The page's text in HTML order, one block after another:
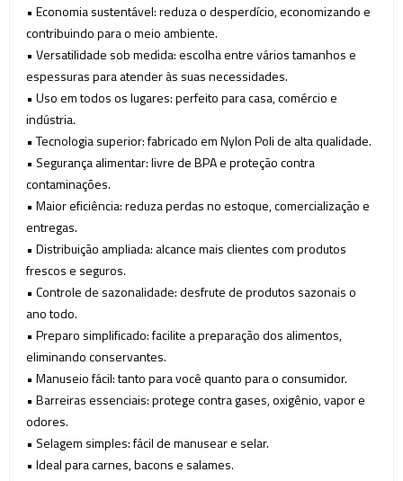
• Economia sustentável: reduza o desperdício, economizando e
contribuindo para o meio ambiente.
• Versatilidade sob medida: escolha entre vários tamanhos e
espessuras para atender às suas necessidades.
• Uso em todos os lugares: perfeito para casa, comércio e
indústria.
• Tecnologia superior: fabricado em Nylon Poli de alta qualidade.
• Segurança alimentar: livre de BPA e proteção contra
contaminações.
• Maior eficiência: reduza perdas no estoque, comercialização e
entregas.
• Distribuição ampliada: alcance mais clientes com produtos
frescos e seguros.
• Controle de sazonalidade: desfrute de produtos sazonais o
ano todo.
• Preparo simplificado: facilite a preparação dos alimentos,
eliminando conservantes.
• Manuseio fácil: tanto para você quanto para o consumidor.
• Barreiras essenciais: protege contra gases, oxigênio, vapor e
odores.
• Selagem simples: fácil de manusear e selar.
• Ideal para carnes, bacons e salames.